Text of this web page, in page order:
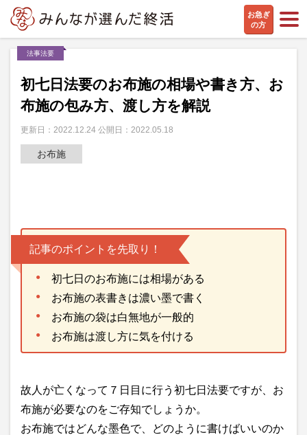
お急ぎ
の方
法事法要
初七日法要のお布施の相場や書き方、お
布施の包み方、渡し方を解説
更新日：2022.12.24 公開日：2022.05.18
お布施
記事のポイントを先取り！
初七日のお布施には相場がある
お布施の表書きは濃い墨で書く
お布施の袋は白無地が一般的
お布施は渡し方に気を付ける
故人が亡くなって７日目に行う初七日法要ですが、お
布施が必要なのをご存知でしょうか。
お布施ではどんな墨色で、どのように書けばいいのか